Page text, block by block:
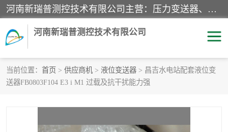
河南新瑞普测控技术有限公司主营：压力变送器、液位变送器、差压变送器、雷达料位计、电容物位计、温度显示控制仪表、电量变送器、流量计、工业自动化系统成套设备。
河南新瑞普测控技术有限公司
当前位置： 首页 > 供应商机 > 液位变送器 > 昌吉水电站配套液位变
送器FB0803F104 E3 i M1 过载及抗干扰能力强
霍尼韦尔压力变送器 CS系列变送器